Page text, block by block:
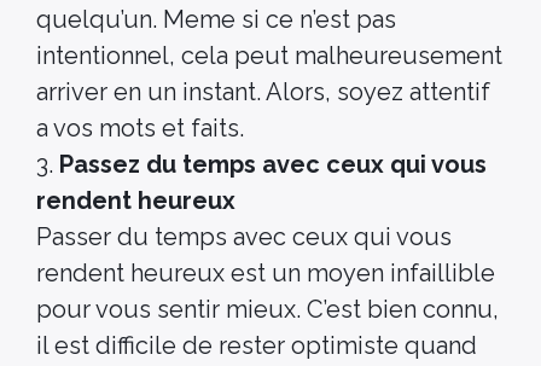
quelqu’un. Meme si ce n’est pas
intentionnel, cela peut malheureusement
arriver en un instant. Alors, soyez attentif
a vos mots et faits.
3. Passez du temps avec ceux qui vous
rendent heureux
Passer du temps avec ceux qui vous
rendent heureux est un moyen infaillible
pour vous sentir mieux. C’est bien connu,
il est difficile de rester optimiste quand